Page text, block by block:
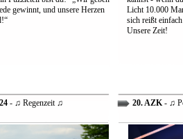
gewinnt, und unsere Herzen
Licht 10.000
sich reißt
Unsere Zeit!
- ♫ Regenzeit ♫ 20. AZK- ♫